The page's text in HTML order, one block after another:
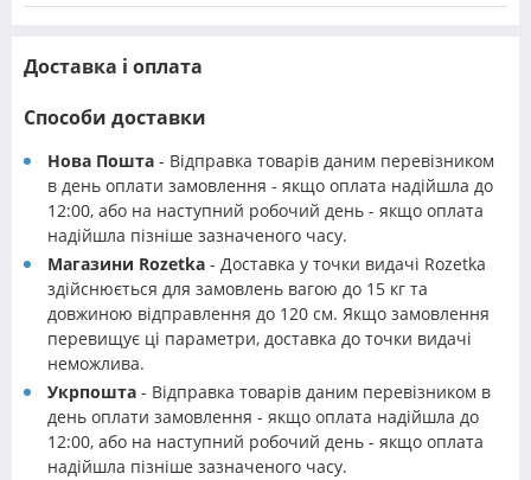
Доставка і оплата
Способи доставки
Нова Пошта - Відправка товарів даним перевізником
в день оплати замовлення - якщо оплата надійшла до
12:00, або на наступний робочий день - якщо оплата
надійшла пізніше зазначеного часу.
Магазини Rozetka - Доставка у точки видачі Rozetka
здійснюється для замовлень вагою до 15 кг та
довжиною відправлення до 120 см. Якщо замовлення
перевищує ці параметри, доставка до точки видачі
неможлива.
Укрпошта - Відправка товарів даним перевізником в
день оплати замовлення - якщо оплата надійшла до
12:00, або на наступний робочий день - якщо оплата
надійшла пізніше зазначеного часу.